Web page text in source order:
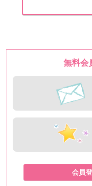
無料会
会員